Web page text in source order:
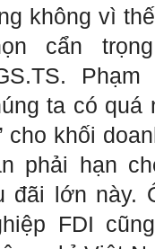
không vì
cẩn
ta có quá
cho khối
phải hạn
đãi lớn này.
FDI